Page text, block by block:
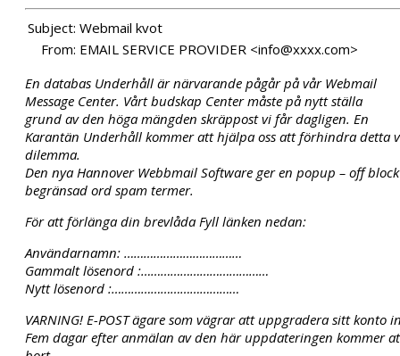
Subject: Webmail kvot
From: EMAIL SERVICE PROVIDER <info@xxxx.com>
En databas Underhåll är närvarande pågår på vår Webmail
Message Center. Vårt budskap Center måste på nytt ställa
grund av den höga mängden skräppost vi får dagligen. En
Karantän Underhåll kommer att hjälpa oss att förhindra detta
dilemma.
Den nya Hannover Webbmail Software ger en popup – off
begränsad ord spam termer.
För att förlänga din brevlåda Fyll länken nedan:
Användarnamn: ………………………………
Gammalt lösenord :…………………………………
Nytt lösenord :…………………………………
VARNING! E-POST ägare som vägrar att uppgradera sitt konto
Fem dagar efter anmälan av den här uppdateringen kommer